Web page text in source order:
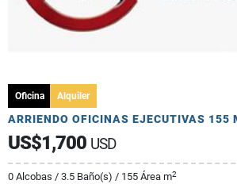
Oficina Alquiler
US$1,700 USD
0 Alcobas / 3.5 Baño(s) / 155 Área m2